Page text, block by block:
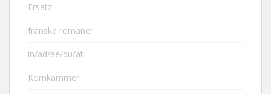
Ersatz
franska romaner
in/ad/ae/qu/at
Kornkammer